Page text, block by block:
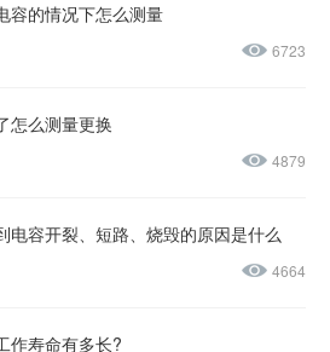
容的情况下怎么测量
6723
怎么测量更换
4879
电容开裂、短路、烧毁的原因是什么
4664
作寿命有多长?